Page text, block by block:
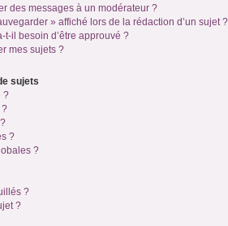
des messages à un modérateur ?
» affiché lors de la rédaction d’un sujet ?
t-il besoin d’être approuvé ?
mes sujets ?
sujets
?
?
?
?
?
?